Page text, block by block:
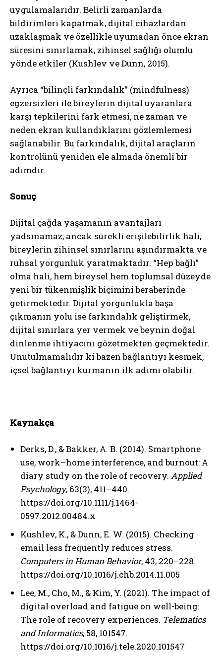
uygulamalarıdır. Belirli zamanlarda
bildirimleri kapatmak, dijital cihazlardan
uzaklaşmak ve özellikle uyumadan önce ekran
süresini sınırlamak, zihinsel sağlığı olumlu
yönde etkiler (Kushlev ve Dunn, 2015).
Ayrıca “bilinçli farkındalık” (mindfulness)
egzersizleri ile bireylerin dijital uyaranlara
karşı tepkilerini fark etmesi, ne zaman ve
neden ekran kullandıklarını gözlemlemesi
sağlanabilir. Bu farkındalık, dijital araçların
kontrolünü yeniden ele almada önemli bir
adımdır.
Sonuç
Dijital çağda yaşamanın avantajları
yadsınamaz; ancak sürekli erişilebilirlik hali,
bireylerin zihinsel sınırlarını aşındırmakta ve
ruhsal yorgunluk yaratmaktadır. “Hep bağlı”
olma hali, hem bireysel hem toplumsal düzeyde
yeni bir tükenmişlik biçimini beraberinde
getirmektedir. Dijital yorgunlukla başa
çıkmanın yolu ise farkındalık geliştirmek,
dijital sınırlara yer vermek ve beynin doğal
dinlenme ihtiyacını gözetmekten geçmektedir.
Unutulmamalıdır ki bazen bağlantıyı kesmek,
içsel bağlantıyı kurmanın ilk adımı olabilir.
Kaynakça
Derks, D., & Bakker, A. B. (2014). Smartphone
use, work–home interference, and burnout: A
diary study on the role of recovery. Applied
Psychology, 63(3), 411–440.
https://doi.org/10.1111/j.1464-
0597.2012.00484.x
Kushlev, K., & Dunn, E. W. (2015). Checking
email less frequently reduces stress.
Computers in Human Behavior, 43, 220–228.
https://doi.org/10.1016/j.chb.2014.11.005
Lee, M., Cho, M., & Kim, Y. (2021). The impact of
digital overload and fatigue on well-being:
The role of recovery experiences. Telematics
and Informatics, 58, 101547.
https://doi.org/10.1016/j.tele.2020.101547